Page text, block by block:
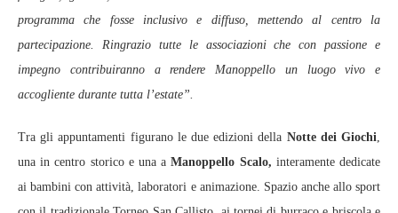
programma che fosse inclusivo e diffuso, mettendo al centro la
partecipazione. Ringrazio tutte le associazioni che con passione e
impegno contribuiranno a rendere Manoppello un luogo vivo e
accogliente durante tutta l’estate”.
Tra gli appuntamenti figurano le due edizioni della Notte dei Giochi,
una in centro storico e una aManoppello Scalo, interamente dedicate
ai bambini con attività, laboratori e animazione. Spazio anche allo sport